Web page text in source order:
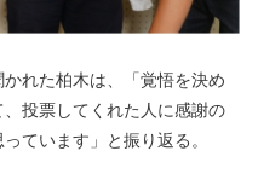
れた柏木は、「覚悟を決め
投票してくれた人に感謝の
ています」と振り返る。